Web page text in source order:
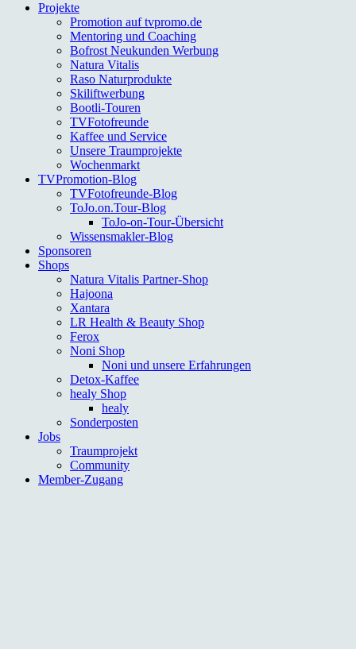
Projekte
Promotion auf tvpromo.de
Mentoring und Coaching
Bofrost Neukunden Werbung
Natura Vitalis
Raso Naturprodukte
Skiliftwerbung
Bootli-Touren
TVFotofreunde
Kaffee und Service
Unsere Traumprojekte
Wochenmarkt
TVPromotion-Blog
TVFotofreunde-Blog
ToJo.on.Tour-Blog
ToJo-on-Tour-Übersicht
Wissensmakler-Blog
Sponsoren
Shops
Natura Vitalis Partner-Shop
Hajoona
Xantara
LR Health & Beauty Shop
Ferox
Noni Shop
Noni und unsere Erfahrungen
Detox-Kaffee
healy Shop
healy
Sonderposten
Jobs
Traumprojekt
Community
Member-Zugang